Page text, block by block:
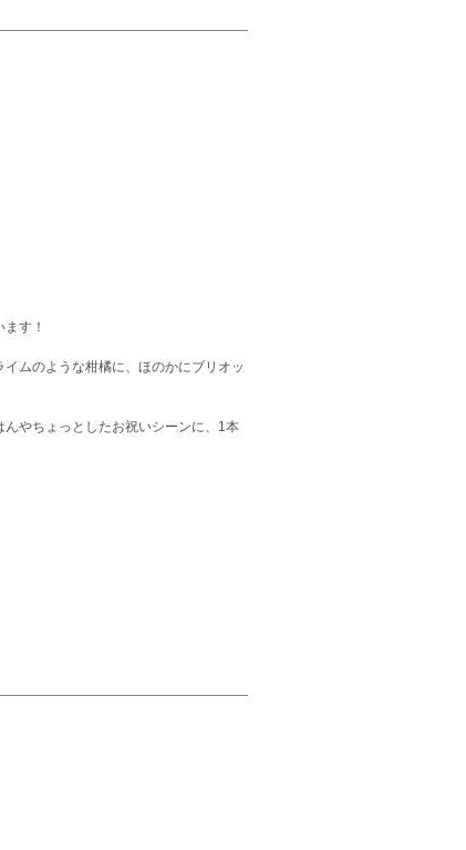
す！
ムのような柑橘に、ほのかにブリオッ
やちょっとしたお祝いシーンに、1本